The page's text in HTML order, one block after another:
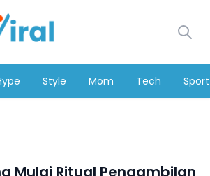
Style Mom Tech Sport
Mulai Ritual Pengambilan